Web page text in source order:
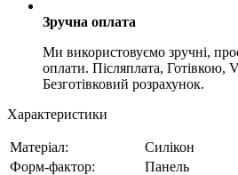
Зручна оплата
Ми використовуємо зручні,
оплати. Післяплата, Готівкою,
Безготівковий розрахунок.
Характеристики
Матеріал:
Силікон
Форм-фактор:
Панель